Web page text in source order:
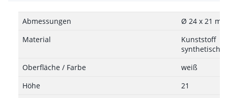
Abmessungen
Ø 24 x 21 mm
Material
Kunststoff
Oberfläche / Farbe
weiß
Höhe
21